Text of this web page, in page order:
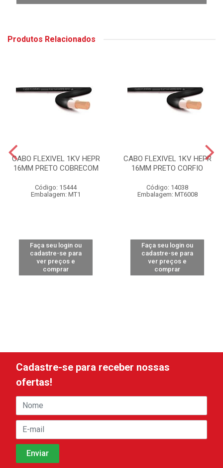
Produtos Relacionados
CABO FLEXIVEL 1KV HEPR
16MM PRETO COBRECOM
Código: 15444
Embalagem: MT1
Faça seu login ou
cadastre-se para
ver preços e
comprar
CABO FLEXIVEL 1KV HEPR
16MM PRETO CORFIO
Código: 14038
Embalagem: MT6008
Faça seu login ou
cadastre-se para
ver preços e
comprar
Cadastre-se para receber nossas
ofertas!